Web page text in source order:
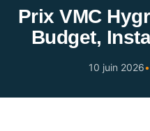
Prix VMC
Budget,
10 juin 2026